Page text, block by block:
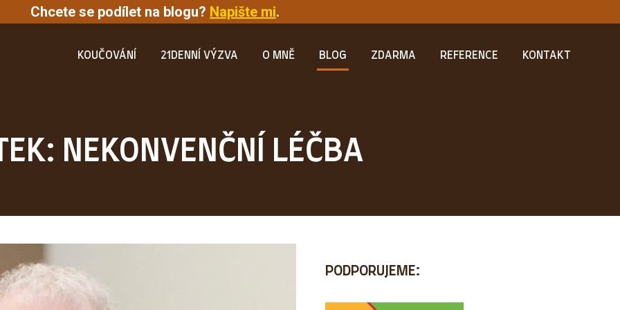
Chcete se podílet na blogu? Napište mi.
KOUČOVÁNÍ 21DENNÍ VÝZVA O MNĚ BLOG ZDARMA REFERENCE KONTAKT
NEKONVENČNÍ LÉČBA
PODPORUJEME: